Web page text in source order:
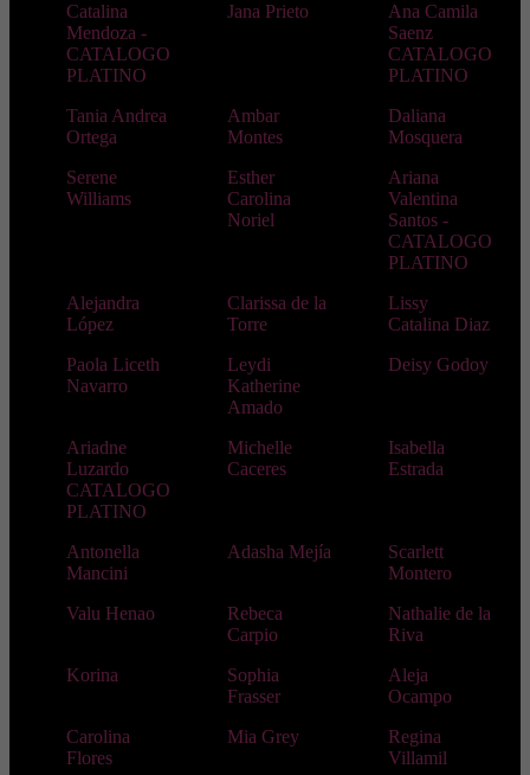
Catalina
Mendoza -
CATALOGO
PLATINO
Jana Prieto
Ana Camila
Saenz
CATALOGO
PLATINO
Tania Andrea
Ortega
Ambar
Montes
Daliana
Mosquera
Serene
Williams
Esther
Carolina
Noriel
Ariana
Valentina
Santos -
CATALOGO
PLATINO
Alejandra
López
Clarissa de la
Torre
Lissy
Catalina Diaz
Paola Liceth
Navarro
Leydi
Katherine
Amado
Deisy Godoy
Ariadne
Luzardo
CATALOGO
PLATINO
Michelle
Caceres
Isabella
Estrada
Antonella
Mancini
Adasha Mejía
Scarlett
Montero
Valu Henao
Rebeca
Carpio
Nathalie de la
Riva
Korina
Sophia
Frasser
Aleja
Ocampo
Carolina
Flores
Mia Grey
Regina
Villamil